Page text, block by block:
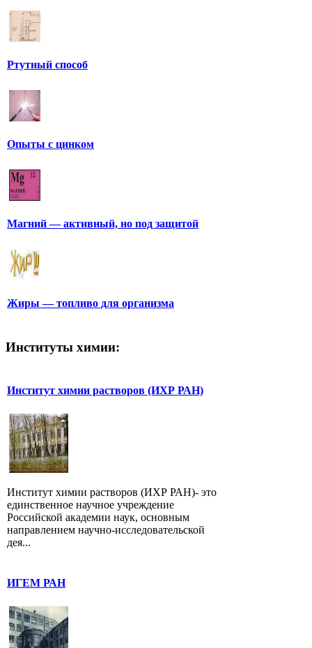
Ртутный способ
Опыты с цинком
Магний — активный, но под защитой
Жиры — топливо для организма
Институты химии:
Институт химии растворов (ИХР РАН)
Институт химии растворов (ИХР РАН)- это
единственное научное учреждение
Российской академии наук, основным
направлением научно-исследовательской
дея...
ИГЕМ РАН